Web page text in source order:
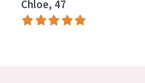
COLLECTION
Chloe, 47